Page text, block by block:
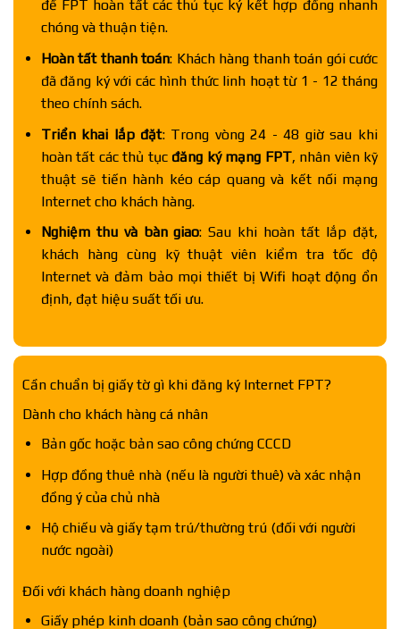
để FPT hoàn tất các thủ tục ký kết hợp đồng nhanh
chóng và thuận tiện.
Hoàn tất thanh toán: Khách hàng thanh toán gói cước
đã đăng ký với các hình thức linh hoạt từ 1 - 12 tháng
theo chính sách.
Triển khai lắp đặt: Trong vòng 24 - 48 giờ sau khi
hoàn tất các thủ tục đăng ký mạng FPT, nhân viên kỹ
thuật sẽ tiến hành kéo cáp quang và kết nối mạng
Internet cho khách hàng.
Nghiệm thu và bàn giao: Sau khi hoàn tất lắp đặt,
khách hàng cùng kỹ thuật viên kiểm tra tốc độ
Internet và đảm bảo mọi thiết bị Wifi hoạt động ổn
định, đạt hiệu suất tối ưu.
Cần chuẩn bị giấy tờ gì khi đăng ký Internet FPT?
Dành cho khách hàng cá nhân
Bản gốc hoặc bản sao công chứng CCCD
Hợp đồng thuê nhà (nếu là người thuê) và xác nhận
đồng ý của chủ nhà
Hộ chiếu và giấy tạm trú/thường trú (đối với người
nước ngoài)
Đối với khách hàng doanh nghiệp
Giấy phép kinh doanh (bản sao công chứng)